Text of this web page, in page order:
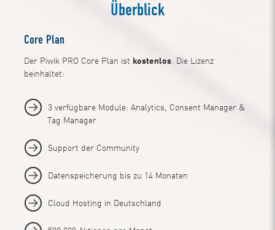
Überblick
Core Plan
Der Piwik PRO Core Plan ist kostenlos. Die Lizenz
beinhaltet:
3 verfügbare Module: Analytics, Consent Manager &
Tag Manager
Support der Community
Datenspeicherung bis zu 14 Monaten
Cloud Hosting in Deutschland